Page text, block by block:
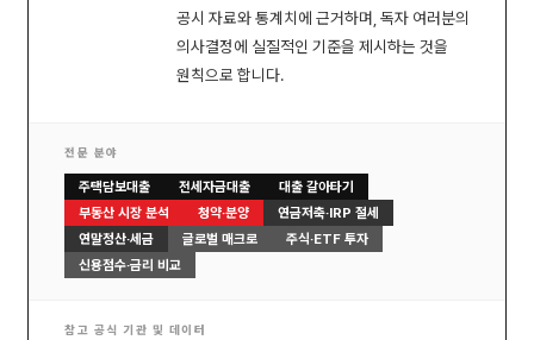
공시 자료와 통계치에 근거하며, 독자 여러분의
의사결정에 실질적인 기준을 제시하는 것을
원칙으로 합니다.
전문 분야
주택담보대출 전세자금대출
대출 갈아타기
부동산 시장 분석
청약·분양
연금저축·IRP 절세
연말정산·세금
글로벌 매크로
주식·ETF 투자
신용점수·금리 비교
참고 공식 기관 및 데이터